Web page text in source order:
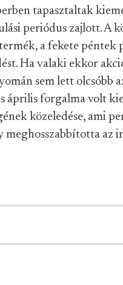
tapasztaltak
periódus zajlott. A
a fekete péntek
Ha valaki ekkor
sem lett olcsóbb
április forgalma volt
közeledése, ami
az